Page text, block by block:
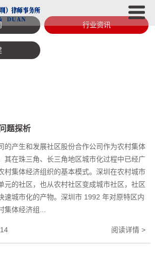
行业资讯
题探析
的产生和发展社区股份合作公司作为农村集体
其在珠三角、长三角地区城市化过程中已经广
村集体经济组织的基本模式。深圳在农村城市
元的社区，也从农村社区变成城市社区，社区
速城市化的产物。深圳市 1992 年对原特区内
集体经济组...
阅读详情 >